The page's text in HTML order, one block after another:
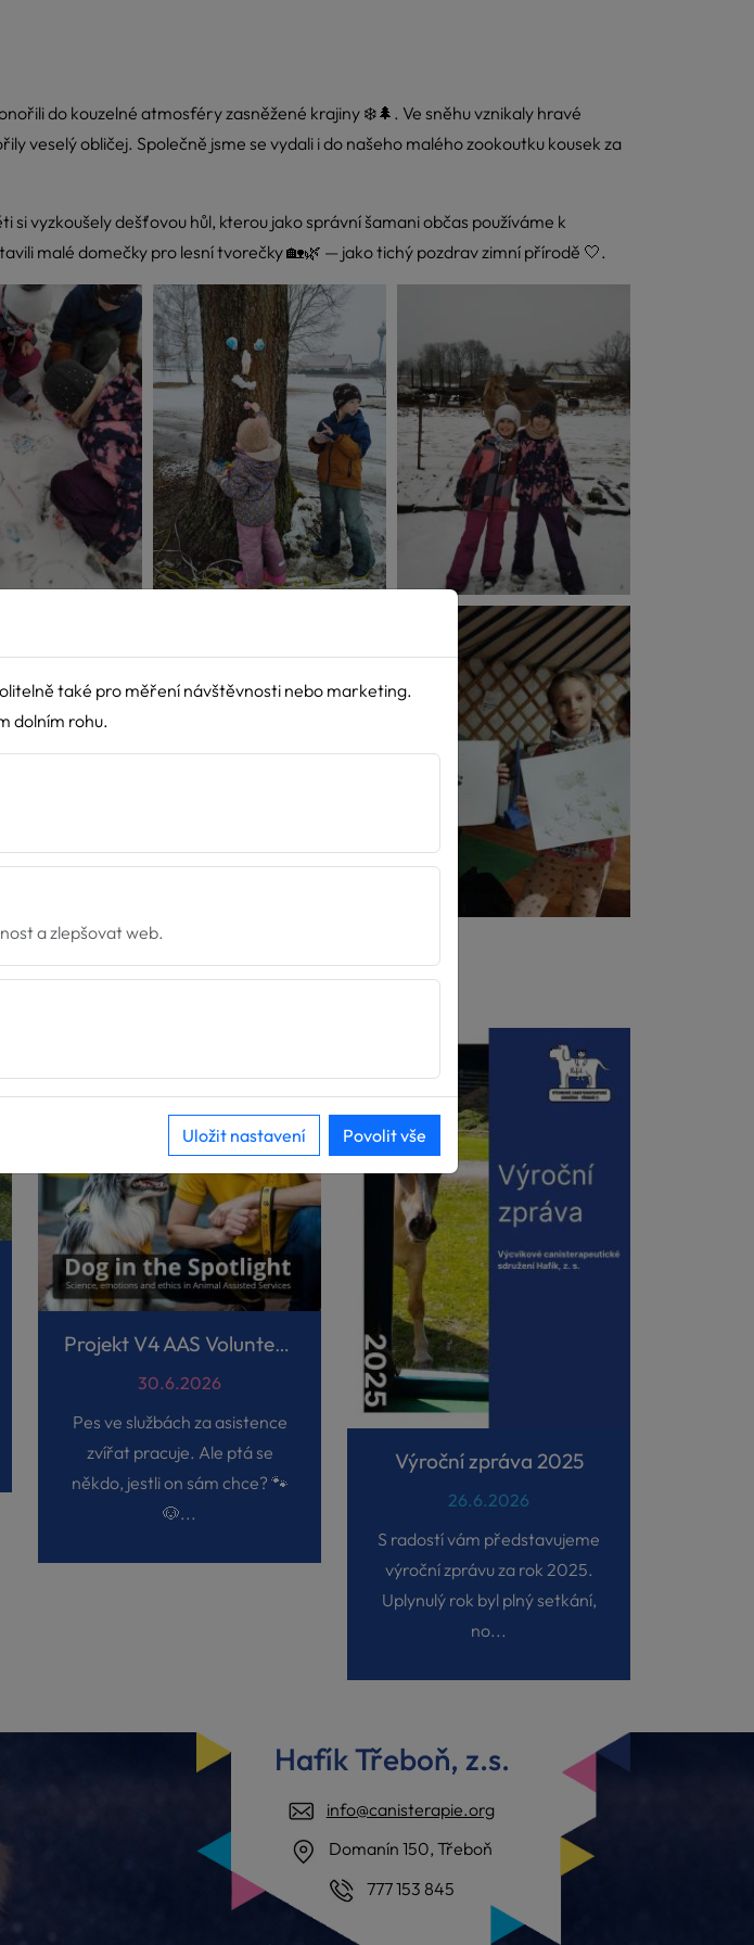
do kouzelné atmosféry zasněžené krajiny ❄️🌲. Ve sněhu vznikaly hravé
veselý obličej. Společně jsme se vydali i do našeho malého zookoutku kousek za
vyzkoušely dešťovou hůl, kterou jako správní šamani občas používáme k
malé domečky pro lesní tvorečky 🏡🌿 — jako tichý pozdrav zimní přírodě 🤍.
Projekt V4 AAS Volunteers
30.6.2026
Pes ve službách za asistence
zvířat pracuje. Ale ptá se
někdo, jestli on sám chce? 🐾
🐶...
Výroční zpráva 2025
26.6.2026
S radostí vám představujeme
výroční zprávu za rok 2025.
Uplynulý rok byl plný setkání,
no...
Hafík Třeboň, z.s.
info@canisterapie.org
Domanín 150, Třeboň
777 153 845
také pro měření návštěvnosti nebo marketing.
dolním rohu.
a zlepšovat web.
Uložit nastavení Povolit vše